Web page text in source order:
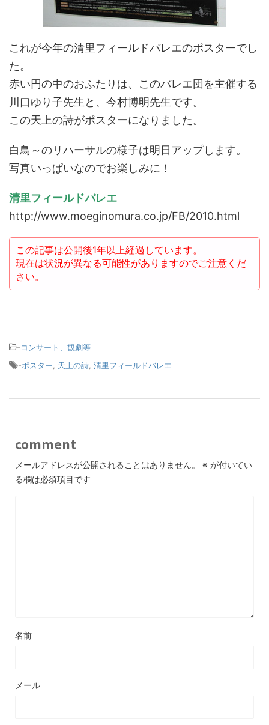
これが今年の清里フィールドバレエのポスターでし
た。
赤い円の中のおふたりは、このバレエ団を主催する
川口ゆり子先生と、今村博明先生です。
この天上の詩がポスターになりました。
白鳥～のリハーサルの様子は明日アップします。
写真いっぱいなのでお楽しみに！
清里フィールドバレエ
http://www.moeginomura.co.jp/FB/2010.html
この記事は公開後1年以上経過しています。
現在は状況が異なる可能性がありますのでご注意くだ
さい。
-コンサート、観劇等
-ポスター 天上の詩 清里フィールドバレエ
comment
メールアドレスが公開されることはありません。 ※ が付いてい
る欄は必須項目です
名前
メール